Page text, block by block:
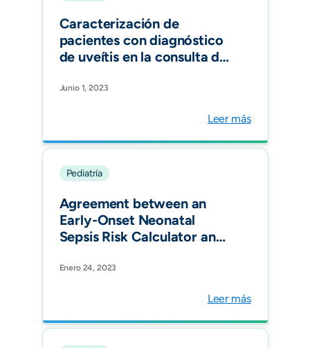
Caracterización de
pacientes con diagnóstico
de uveítis en la consulta de
estudio multicéntrico.
Junio 1, 2023
Leer más
Pediatría
Agreement between an
Early-Onset Neonatal
Sepsis Risk Calculator and
Practice Guideline in Three
Bogotá, Colombia. Am J
Perinatol.
Enero 24, 2023
Leer más